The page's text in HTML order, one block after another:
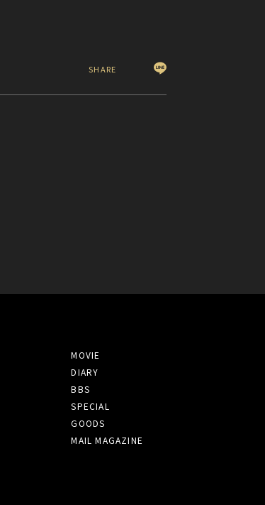
SHARE
MOVIE
DIARY
BBS
SPECIAL
GOODS
MAIL MAGAZINE